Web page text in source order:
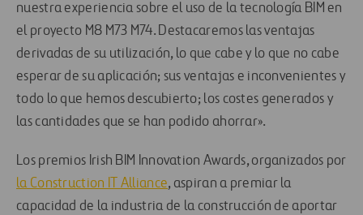
nuestra experiencia sobre el uso de la tecnología BIM en
el proyecto M8 M73 M74. Destacaremos las ventajas
derivadas de su utilización, lo que cabe y lo que no cabe
esperar de su aplicación; sus ventajas e inconvenientes y
todo lo que hemos descubierto; los costes generados y
las cantidades que se han podido ahorrar».
Los premios Irish BIM Innovation Awards, organizados por
la Construction IT Alliance, aspiran a premiar la
capacidad de la industria de la construcción de aportar